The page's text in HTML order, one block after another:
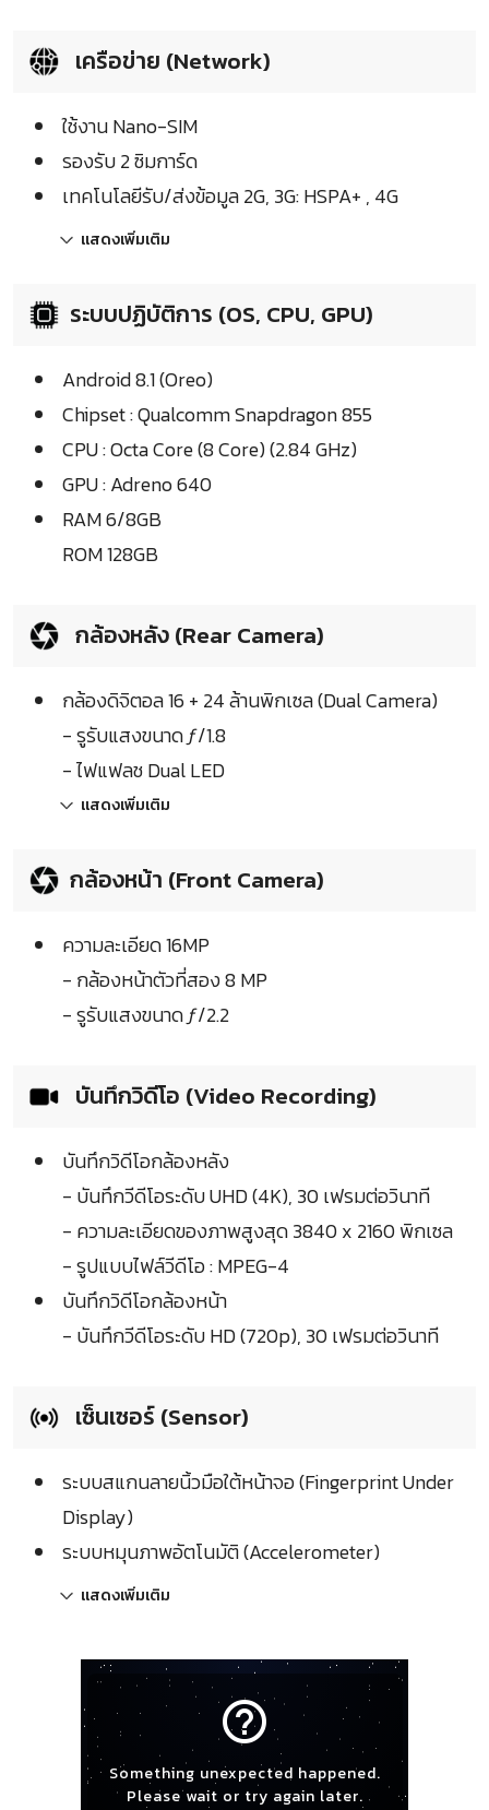
เครือข่าย (Network)
ใช้งาน Nano-SIM
รองรับ 2 ซิมการ์ด
เทคโนโลยีรับ/ส่งข้อมูล 2G, 3G: HSPA+ , 4G
แสดงเพิ่มเติม
ระบบปฏิบัติการ (OS, CPU, GPU)
Android 8.1 (Oreo)
Chipset : Qualcomm Snapdragon 855
CPU : Octa Core (8 Core) (2.84 GHz)
GPU : Adreno 640
RAM 6/8GB
ROM 128GB
กล้องหลัง (Rear Camera)
กล้องดิจิตอล 16 + 24 ล้านพิกเซล (Dual Camera)
- รูรับแสงขนาด ƒ/1.8
- ไฟแฟลช Dual LED
แสดงเพิ่มเติม
กล้องหน้า (Front Camera)
ความละเอียด 16MP
- กล้องหน้าตัวที่สอง 8 MP
- รูรับแสงขนาด ƒ/2.2
บันทึกวิดีโอ (Video Recording)
บันทึกวิดีโอกล้องหลัง
- บันทึกวีดีโอระดับ UHD (4K), 30 เฟรมต่อวินาที
- ความละเอียดของภาพสูงสุด 3840 x 2160 พิกเซล
- รูปแบบไฟล์วีดีโอ : MPEG-4
บันทึกวิดีโอกล้องหน้า
- บันทึกวีดีโอระดับ HD (720p), 30 เฟรมต่อวินาที
เซ็นเซอร์ (Sensor)
ระบบสแกนลายนิ้วมือใต้หน้าจอ (Fingerprint Under
Display)
ระบบหมุนภาพอัตโนมัติ (Accelerometer)
แสดงเพิ่มเติม
help_outline
Something unexpected happened.
Please wait or try again later.